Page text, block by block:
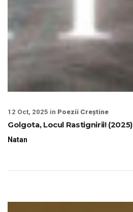
12 Oct, 2025 in Poezii Creștine
Golgota, Locul Rastignirii! (2025)
Natan